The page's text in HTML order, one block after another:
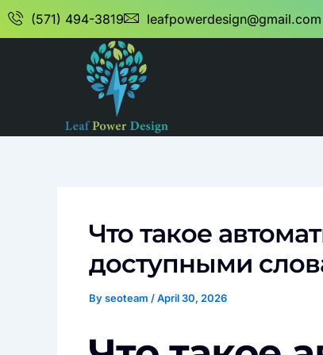
Skip
to
content
(571) 494-3819 leafpowerdesign@gmail.com
Что такое
доступными
Byseoteam /April 30, 2026